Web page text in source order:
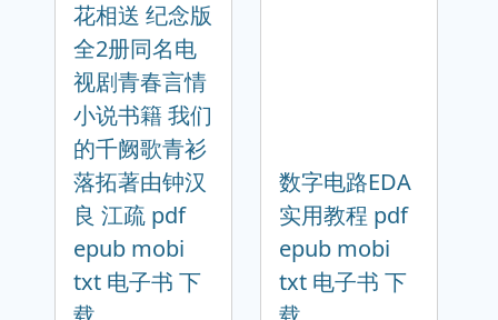
花相送 纪念版
全2册同名电
视剧青春言情
小说书籍 我们
的千阙歌青衫
落拓著由钟汉
良 江疏 pdf
epub mobi
txt 电子书 下
数字电路EDA
实用教程 pdf
epub mobi
txt 电子书 下